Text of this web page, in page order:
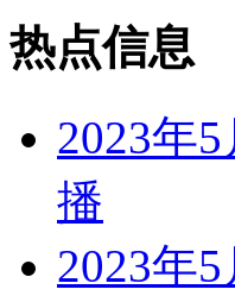
热点信息
2023年
播
2023年